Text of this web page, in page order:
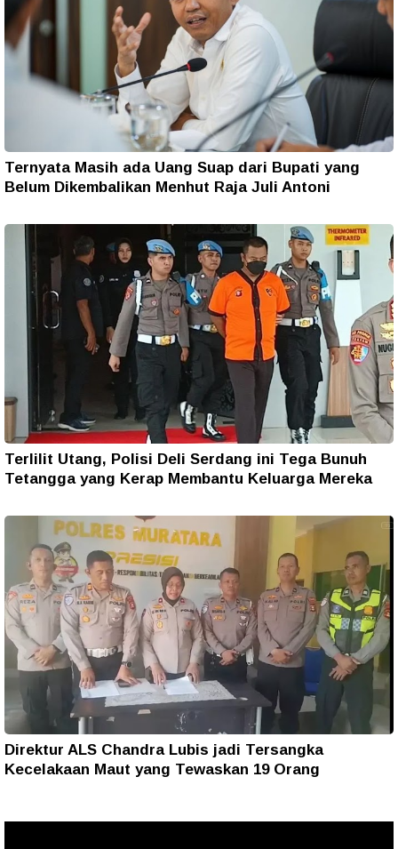
Ternyata Masih ada Uang Suap dari Bupati yang
Belum Dikembalikan Menhut Raja Juli Antoni
Terlilit Utang, Polisi Deli Serdang ini Tega Bunuh
Tetangga yang Kerap Membantu Keluarga Mereka
Direktur ALS Chandra Lubis jadi Tersangka
Kecelakaan Maut yang Tewaskan 19 Orang